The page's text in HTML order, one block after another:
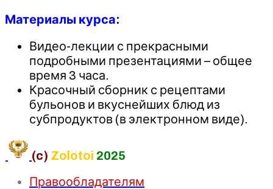
Материалы курса:
Видео-лекции с прекрасными
подробными презентациями – общее
время 3 часа.
Красочный сборник с рецептами
бульонов и вкуснейших блюд из
субпродуктов (в электронном виде).
(c) Zolotoi 2025
Правообладателям